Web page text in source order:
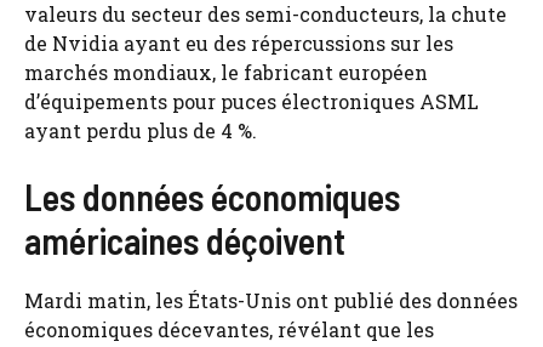
valeurs du secteur des semi-conducteurs, la chute
de Nvidia ayant eu des répercussions sur les
marchés mondiaux, le fabricant européen
d’équipements pour puces électroniques ASML
ayant perdu plus de 4 %.
Les données économiques
américaines déçoivent
Mardi matin, les États-Unis ont publié des données
économiques décevantes, révélant que les